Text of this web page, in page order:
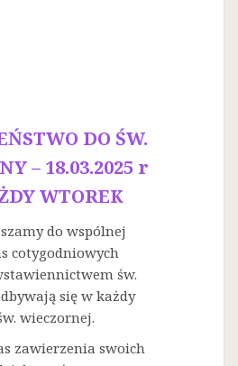
DO ŚW.
– 18.03.2025 r
WTOREK
do wspólnej
cotygodniowych
św.
się w każdy
wieczornej.
zawierzenia swoich